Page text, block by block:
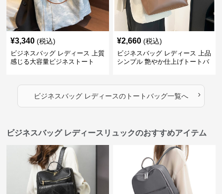
¥3,340 (税込)
ビジネスバッグ レディース 上質
感じる大容量ビジネストート
¥2,660 (税込)
ビジネスバッグ レディース 上品
シンプル 艶やか仕上げトートバ
ビジネスバッグ レディースのトートバッグ一覧へ ›
ビジネスバッグ レディースリュックのおすすめアイテム